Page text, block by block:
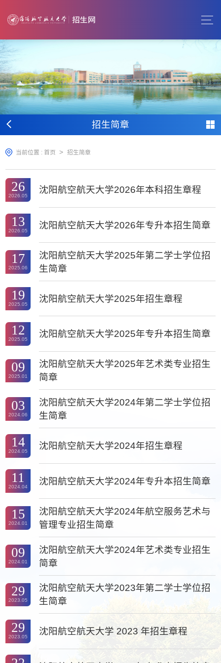
招生简章
当前位置 : 首页 > 招生简章
26
2026.05
沈阳航空航天大学2026年本科招生章程
13
2026.05
沈阳航空航天大学2026年专升本招生简章
17
2025.06
沈阳航空航天大学2025年第二学士学位招
生简章
19
2025.05
沈阳航空航天大学2025年招生章程
12
2025.05
沈阳航空航天大学2025年专升本招生简章
09
2025.01
沈阳航空航天大学2025年艺术类专业招生
简章
03
2024.06
沈阳航空航天大学2024年第二学士学位招
生简章
14
2024.05
沈阳航空航天大学2024年招生章程
11
2024.04
沈阳航空航天大学2024年专升本招生简章
15
2024.01
沈阳航空航天大学2024年航空服务艺术与
管理专业招生简章
09
2024.01
沈阳航空航天大学2024年艺术类专业招生
简章
29
2023.05
沈阳航空航天大学2023年第二学士学位招
生简章
29
2023.05
沈阳航空航天大学 2023 年招生章程